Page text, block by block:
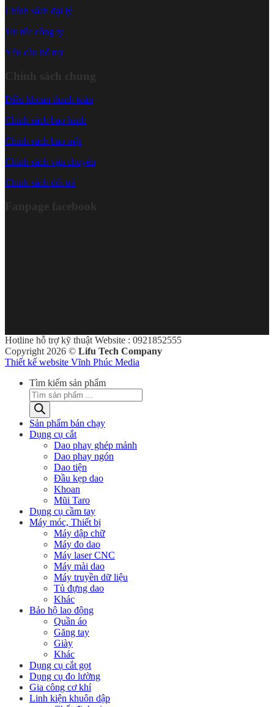
Chính sách đại lý
Tin tức công ty
Yêu cầu hỗ trợ
Chính sách chung
Điều khoản thanh toán
Chính sách bảo hành
Chính sách bảo mật
Chính sách vận chuyển
Chính sách đổi trả
Fanpage facebook
Hotline hỗ trợ kỹ thuật Website : 0921852555
Copyright 2026 © Lifu Tech Company
Thiết kế website Vĩnh Phúc Media
Tìm kiếm sản phẩm
Sản phẩm bán chạy
Dụng cụ cắt
Dao phay ghép mảnh
Dao phay ngón
Dao tiện
Đầu kẹp dao
Khoan
Mũi Taro
Dụng cụ cầm tay
Máy móc, Thiết bị
Máy dập chữ
Máy đo dao
Máy laser CNC
Máy mài dao
Máy truyền dữ liệu
Tủ đựng dao
Khác
Bảo hộ lao động
Quần áo
Găng tay
Giày
Khác
Dụng cụ cắt gọt
Dụng cụ đo lường
Gia công cơ khí
Linh kiện khuôn dập